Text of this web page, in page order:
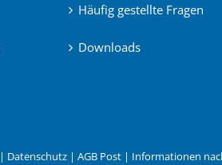
Häufig gestellte Fragen
Downloads
| Datenschutz | AGB Post | Informationen